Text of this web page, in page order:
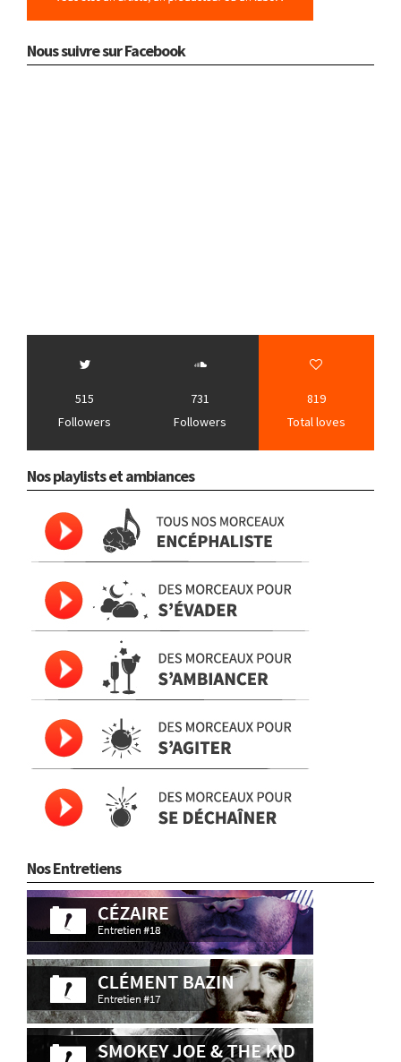
Nous suivre sur Facebook
515
Followers
731
Followers
819
Total loves
Nos playlists et ambiances
Nos Entretiens